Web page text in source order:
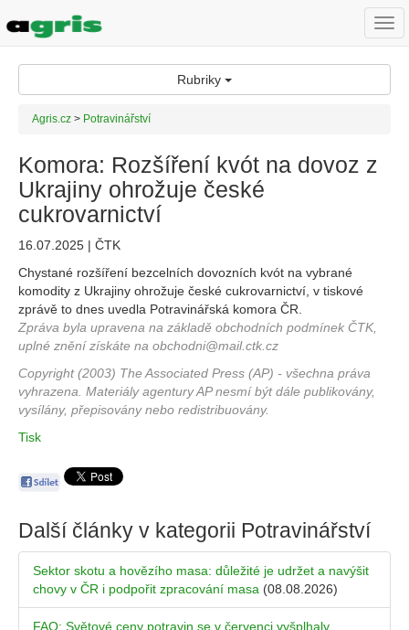
Rubriky
Agris.cz > Potravinářství
Komora: Rozšíření kvót na dovoz z
Ukrajiny ohrožuje české
cukrovarnictví
16.07.2025 | ČTK
Chystané rozšíření bezcelních dovozních kvót na vybrané
komodity z Ukrajiny ohrožuje české cukrovarnictví, v tiskové
zprávě to dnes uvedla Potravinářská komora ČR.
Zpráva byla upravena na základě obchodních podmínek ČTK,
uplné znění získáte na obchodni@mail.ctk.cz
Copyright (2003) The Associated Press (AP) - všechna práva
vyhrazena. Materiály agentury AP nesmí být dále publikovány,
vysílány, přepisovány nebo redistribuovány.
Tisk
Další články v kategorii Potravinářství
Sektor skotu a hovězího masa: důležité je udržet a navýšit
chovy v ČR i podpořit zpracování masa (08.08.2026)
FAO: Světové ceny potravin se v červenci vyšplhaly